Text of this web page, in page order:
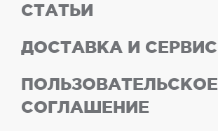
СТАТЬИ
ДОСТАВКА И СЕРВИС
ПОЛЬЗОВАТЕЛЬСКОЕ
СОГЛАШЕНИЕ